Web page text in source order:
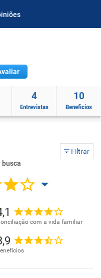
4
Entrevistas
10
Beneficios
Filtrar
busca
com a vida familiar